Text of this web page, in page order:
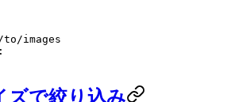
images
:
ズで絞り込み